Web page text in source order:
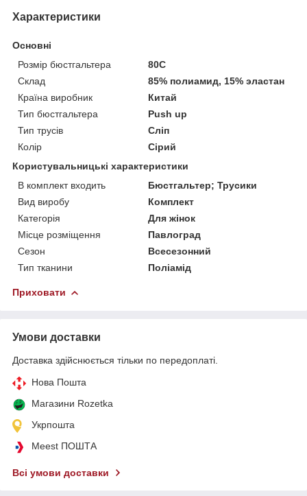
Характеристики
Основні
Розмір бюстгальтера
80C
Склад
85% полиамид, 15% эластан
Країна виробник
Китай
Тип бюстгальтера
Push up
Тип трусів
Сліп
Колір
Сірий
Користувальницькі характеристики
В комплект входить
Бюстгальтер; Трусики
Вид виробу
Комплект
Категорія
Для жінок
Місце розміщення
Павлоград
Сезон
Всесезонний
Тип тканини
Поліамід
Приховати
Умови доставки
Доставка здійснюється тільки по передоплаті.
Нова Пошта
Магазини Rozetka
Укрпошта
Meest ПОШТА
Всі умови доставки